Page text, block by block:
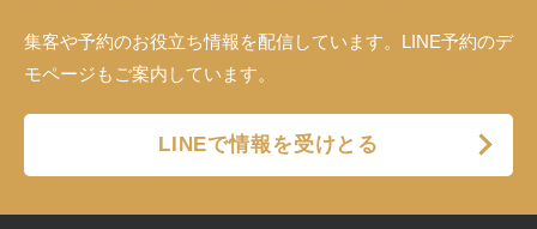
集客や予約のお役立ち情報を配信しています。LINE予約のデ
モページもご案内しています。
LINEで情報を受けとる